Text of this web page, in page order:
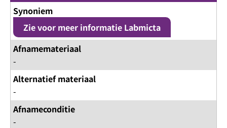
Synoniem
Zie voor meer informatie Labmicta
Afnamemateriaal
-
Alternatief materiaal
-
Afnameconditie
-